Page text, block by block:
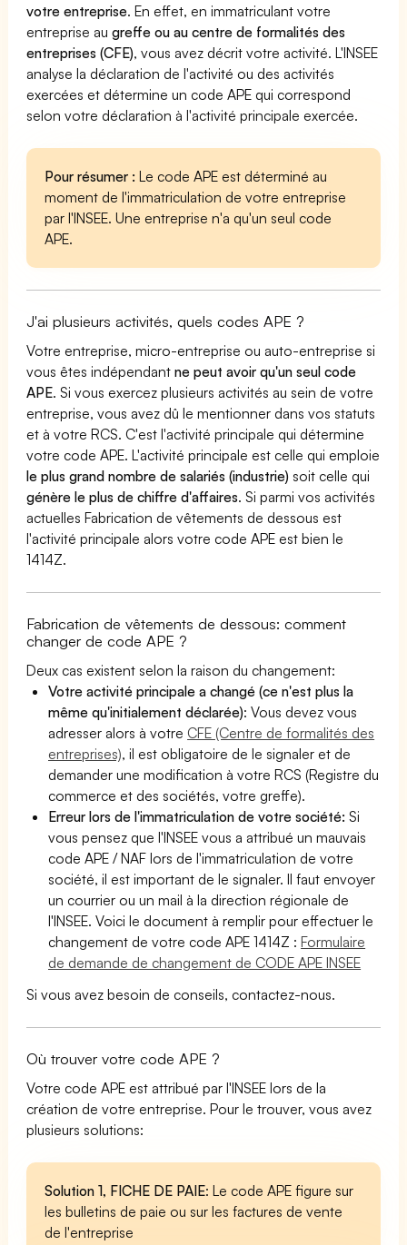
votre entreprise. En effet, en immatriculant votre
entreprise augreffe ou au centre de formalités des
entreprises (CFE), vous avez décrit votre activité. L'INSEE
analyse la déclaration de l'activité ou des activités
exercées et détermine un code APE qui correspond
selon votre déclaration à l'activité principale exercée.
Pour résumer : Le code APE est déterminé au
moment de l'immatriculation de votre entreprise
par l'INSEE. Une entreprise n'a qu'un seul code
APE.
J'ai plusieurs activités, quels codes APE ?
Votre entreprise, micro-entreprise ou auto-entreprise si
vous êtes indépendantne peut avoir qu'un seul code
APE. Si vous exercez plusieurs activités au sein de votre
entreprise, vous avez dû le mentionner dans vos statuts
et à votre RCS. C'est l'activité principale qui détermine
votre code APE. L'activité principale est celle qui emploie
le plus grand nombre de salariés (industrie) soit celle qui
génère le plus de chiffre d'affaires. Si parmi vos activités
actuelles Fabrication de vêtements de dessous est
l'activité principale alors votre code APE est bien le
1414Z.
Fabrication de vêtements de dessous: comment
changer de code APE ?
Deux cas existent selon la raison du changement:
Votre activité principale a changé (ce n'est plus la
même qu'initialement déclarée): Vous devez vous
adresser alors à votre CFE (Centre de formalités des
entreprises), il est obligatoire de le signaler et de
demander une modification à votre RCS (Registre du
commerce et des sociétés, votre greffe).
Erreur lors de l'immatriculation de votre société:Si
vous pensez que l'INSEE vous a attribué un mauvais
code APE / NAF lors de l'immatriculation de votre
société, il est important de le signaler. Il faut envoyer
un courrier ou un mail à la direction régionale de
l'INSEE. Voici le document à remplir pour effectuer le
changement de votre code APE 1414Z :Formulaire
de demande de changement de CODE APE INSEE
Si vous avez besoin de conseils, contactez-nous.
Où trouver votre code APE ?
Votre code APE est attribué par l'INSEE lors de la
création de votre entreprise. Pour le trouver, vous avez
plusieurs solutions:
Solution 1, FICHE DE PAIE: Le code APE figure sur
les bulletins de paie ou sur les factures de vente
de l'entreprise